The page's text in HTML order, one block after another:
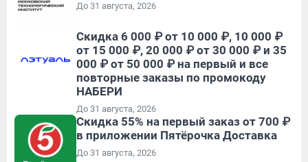
До 31 августа, 2026
Скидка 6 000 ₽ от 10 000 ₽, 10 000 ₽
от 15 000 ₽, 20 000 ₽ от 30 000 ₽ и 35
000 ₽ от 50 000 ₽ на первый и все
повторные заказы по промокоду
НАБЕРИ
До 31 августа, 2026
Скидка 55% на первый заказ от 700 ₽
в приложении Пятёрочка Доставка
До 31 августа, 2026